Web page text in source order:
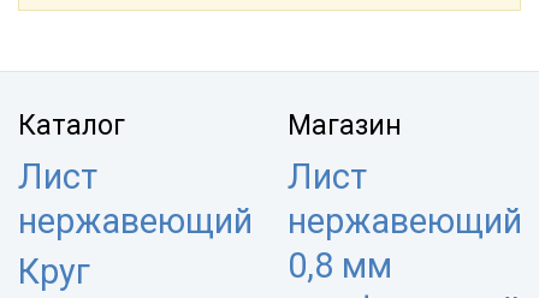
Каталог
Лист
нержавеющий
Круг
Магазин
Лист
нержавеющий
0,8 мм